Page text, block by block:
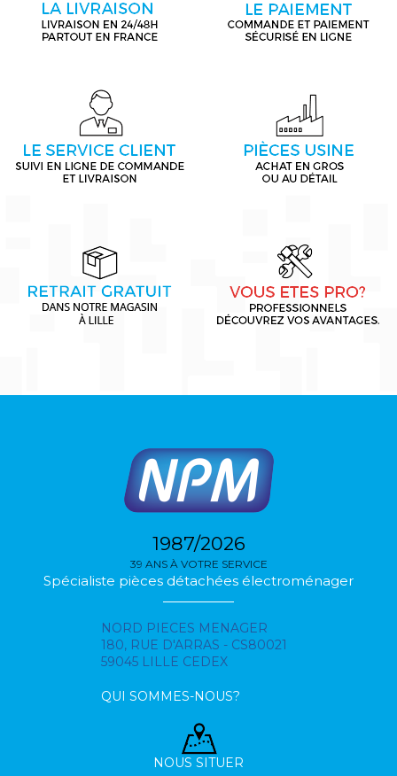
1987/2026
39 ANS À VOTRE SERVICE
Spécialiste pièces détachées électroménager
NORD PIECES MENAGER
180, RUE D'ARRAS - CS80021
59045 LILLE CEDEX
QUI SOMMES-NOUS?
NOUS SITUER